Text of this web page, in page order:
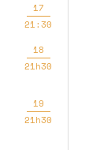
17
21:30
18
21h30
19
21h30